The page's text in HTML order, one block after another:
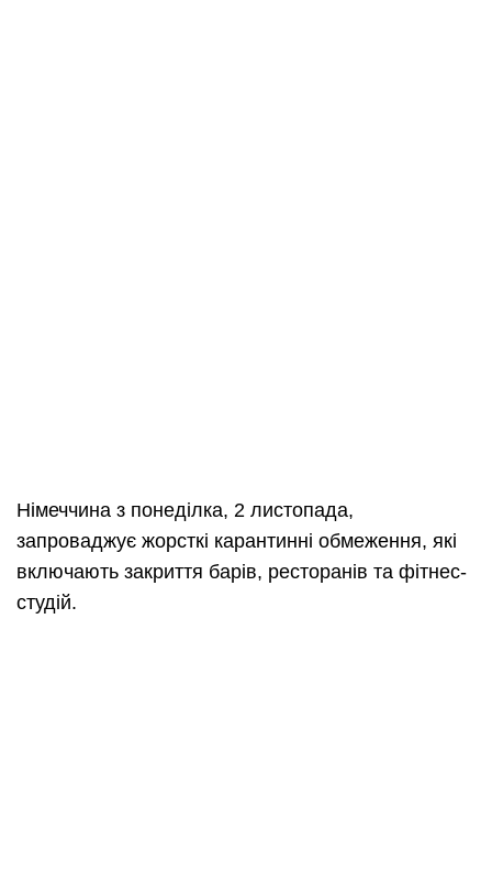
Німеччина з понеділка, 2 листопада,
запроваджує жорсткі карантинні обмеження, які
включають закриття барів, ресторанів та фітнес-
студій.